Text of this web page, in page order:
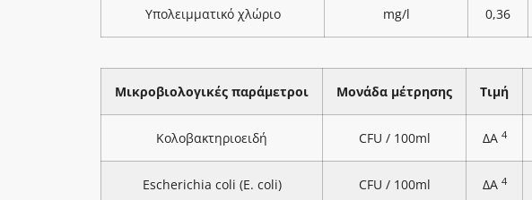
Υπολειμματικό χλώριο mg/l 0,36
Μικροβιολογικές παράμετροι Μονάδα μέτρησης Τιμή
Κολοβακτηριοειδή CFU / 100ml ΔΑ 4
Escherichia coli (E. coli) CFU / 100ml ΔΑ 4